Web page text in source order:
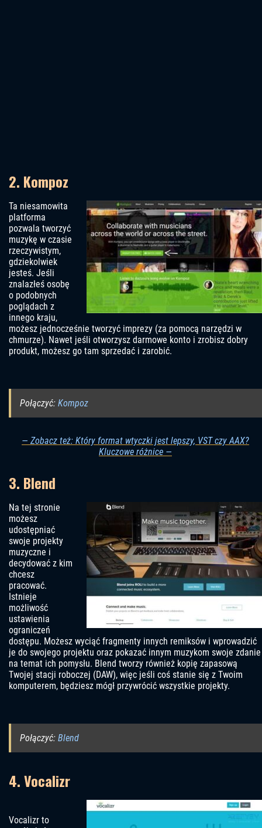
2. Kompoz
Ta niesamowita
platforma
pozwala tworzyć
muzykę w czasie
rzeczywistym,
gdziekolwiek
jesteś. Jeśli
znalazłeś osobę
o podobnych
poglądach z
innego kraju,
możesz jednocześnie tworzyć imprezy (za pomocą narzędzi w
chmurze). Nawet jeśli otworzysz darmowe konto i zrobisz dobry
produkt, możesz go tam sprzedać i zarobić.
Połączyć: Kompoz
— Zobacz też: Który format wtyczki jest lepszy, VST czy AAX?
Kluczowe różnice —
3. Blend
Na tej stronie
możesz
udostępniać
swoje projekty
muzyczne i
decydować z kim
chcesz
pracować.
Istnieje
możliwość
ustawienia
ograniczeń
dostępu. Możesz wyciąć fragmenty innych remiksów i wprowadzić
je do swojego projektu oraz pokazać innym muzykom swoje zdanie
na temat ich pomysłu. Blend tworzy również kopię zapasową
Twojej stacji roboczej (DAW), więc jeśli coś stanie się z Twoim
komputerem, będziesz mógł przywrócić wszystkie projekty.
Połączyć: Blend
4. Vocalizr
Vocalizr to